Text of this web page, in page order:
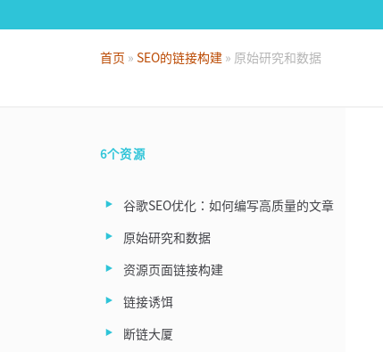
首页 » SEO的链接构建 » 原始研究和数据
6个资源
谷歌SEO优化：如何编写高质量的文章
原始研究和数据
资源页面链接构建
链接诱饵
断链大厦